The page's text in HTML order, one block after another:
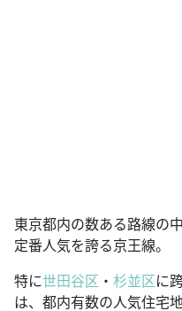
東京都内の数ある路線の
定番人気を誇る京王線。
特に世田谷区 ・ 杉並区に
は、都内有数の人気住宅